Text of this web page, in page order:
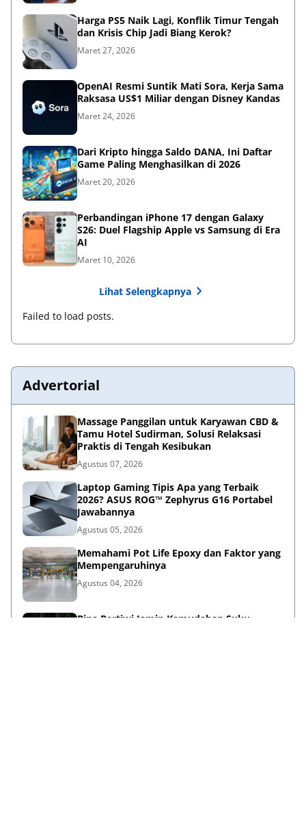
Harga PS5 Naik Lagi, Konflik Timur Tengah
dan Krisis Chip Jadi Biang Kerok?
Maret 27, 2026
OpenAI Resmi Suntik Mati Sora, Kerja Sama
Raksasa US$1 Miliar dengan Disney Kandas
Maret 24, 2026
Dari Kripto hingga Saldo DANA, Ini Daftar
Game Paling Menghasilkan di 2026
Maret 20, 2026
Perbandingan iPhone 17 dengan Galaxy
S26: Duel Flagship Apple vs Samsung di Era
AI
Maret 10, 2026
Lihat Selengkapnya
Failed to load posts.
Advertorial
Massage Panggilan untuk Karyawan CBD &
Tamu Hotel Sudirman, Solusi Relaksasi
Praktis di Tengah Kesibukan
Agustus 07, 2026
Laptop Gaming Tipis Apa yang Terbaik
2026? ASUS ROG™ Zephyrus G16 Portabel
Jawabannya
Agustus 05, 2026
Memahami Pot Life Epoxy dan Faktor yang
Mempengaruhinya
Agustus 04, 2026
Bina Pertiwi Jamin Kemudahan Suku